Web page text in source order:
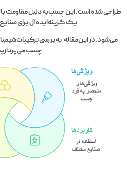
طراحی شده است. این چسب به دلیل مقاومت بالا
یک گزینه ایده‌آل برای
می‌شود. در این مقاله، به بررسی ترکیبات
چسب